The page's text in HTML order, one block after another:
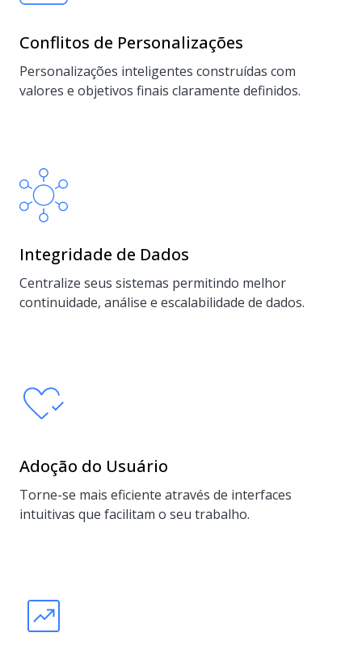
Conflitos de Personalizações
Personalizações inteligentes construídas com
valores e objetivos finais claramente definidos.
Integridade de Dados
Centralize seus sistemas permitindo melhor
continuidade, análise e escalabilidade de dados.
Adoção do Usuário
Torne-se mais eficiente através de interfaces
intuitivas que facilitam o seu trabalho.